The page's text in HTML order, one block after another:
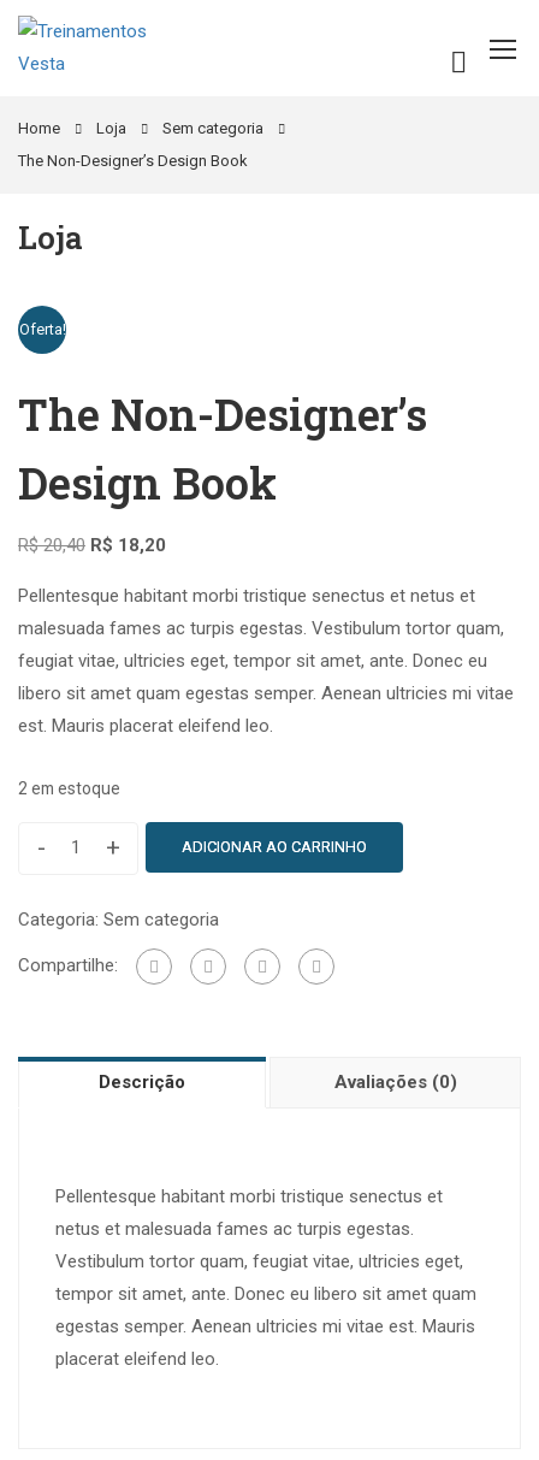
Home Loja
Sem categoria
The Non-Designer’s Design Book
Loja
Oferta!
The Non-Designer’s
Design Book
R$20,40 R$ 18,20
Pellentesque habitant morbi tristique senectus et netus et
malesuada fames ac turpis egestas. Vestibulum tortor quam,
feugiat vitae, ultricies eget, tempor sit amet, ante. Donec eu
libero sit amet quam egestas semper. Aenean ultricies mi vitae
est. Mauris placerat eleifend leo.
2 em estoque
- + ADICIONAR AO CARRINHO
Categoria: Sem categoria
Compartilhe:
Descrição Avaliações (0)
Pellentesque habitant morbi tristique senectus et
netus et malesuada fames ac turpis egestas.
Vestibulum tortor quam, feugiat vitae, ultricies eget,
tempor sit amet, ante. Donec eu libero sit amet quam
egestas semper. Aenean ultricies mi vitae est. Mauris
placerat eleifend leo.